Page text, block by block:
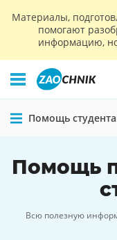
Материалы,
помогают
информацию,
Помощь
Помощь
Всю полезную